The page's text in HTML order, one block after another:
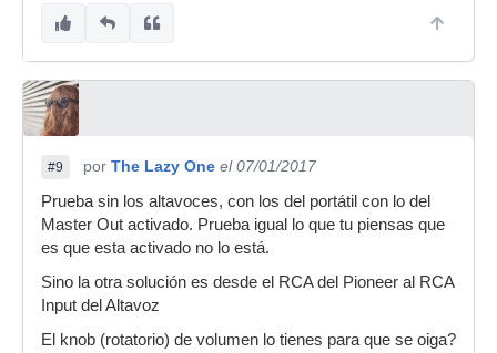
#9 por The Lazy One el 07/01/2017
Prueba sin los altavoces, con los del portátil con lo del
Master Out activado. Prueba igual lo que tu piensas que
es que esta activado no lo está.
Sino la otra solución es desde el RCA del Pioneer al RCA
Input del Altavoz
El knob (rotatorio) de volumen lo tienes para que se oiga?